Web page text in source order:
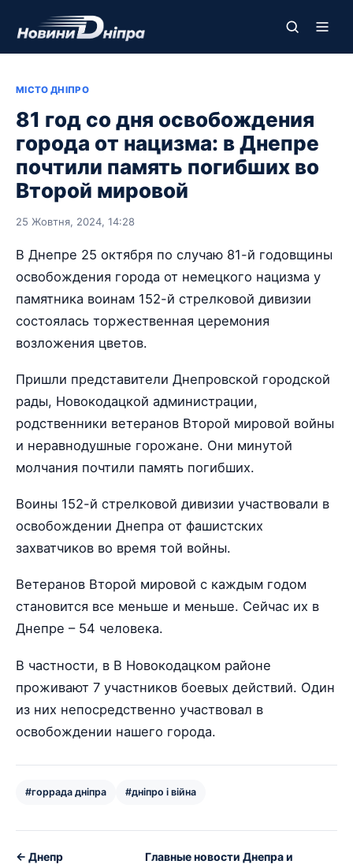
МІСТО ДНІПРО
81 год со дня освобождения
города от нацизма: в Днепре
почтили память погибших во
Второй мировой
25 Жовтня, 2024, 14:28
В Днепре 25 октября по случаю 81-й годовщины
освобождения города от немецкого нацизма у
памятника воинам 152-й стрелковой дивизии
состоялась торжественная церемония
возложения цветов.
Пришли представители Днепровской городской
рады, Новокодацкой администрации,
родственники ветеранов Второй мировой войны
и неравнодушные горожане. Они минутой
молчания почтили память погибших.
Воины 152-й стрелковой дивизии участвовали в
освобождении Днепра от фашистских
захватчиков во время той войны.
Ветеранов Второй мировой с каждым годом
становится все меньше и меньше. Сейчас их в
Днепре – 54 человека.
В частности, в В Новокодацком районе
проживают 7 участников боевых действий. Один
из них непосредственно участвовал в
освобождении нашего города.
#горрада дніпра #дніпро і війна
← Днепр
Главные новости Днепра и